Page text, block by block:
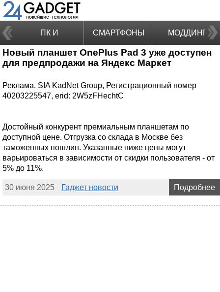
ПК И
НОУТБУКИ
СМАРТФОНЫ МОДДИНГ
Новый планшет OnePlus Pad 3 уже доступен
для предпродажи на Яндекс Маркет
Реклама. SIA KadNet Group, Регистрационный номер
40203225547, erid: 2W5zFHechtC
Достойный конкурент премиальным планшетам по
доступной цене. Отгрузка со склада в Москве без
таможенных пошлин. Указанные ниже цены могут
варьироваться в зависимости от скидки пользователя - от
5% до 11%.
30 июня 2025 Гаджет новости Подробнее